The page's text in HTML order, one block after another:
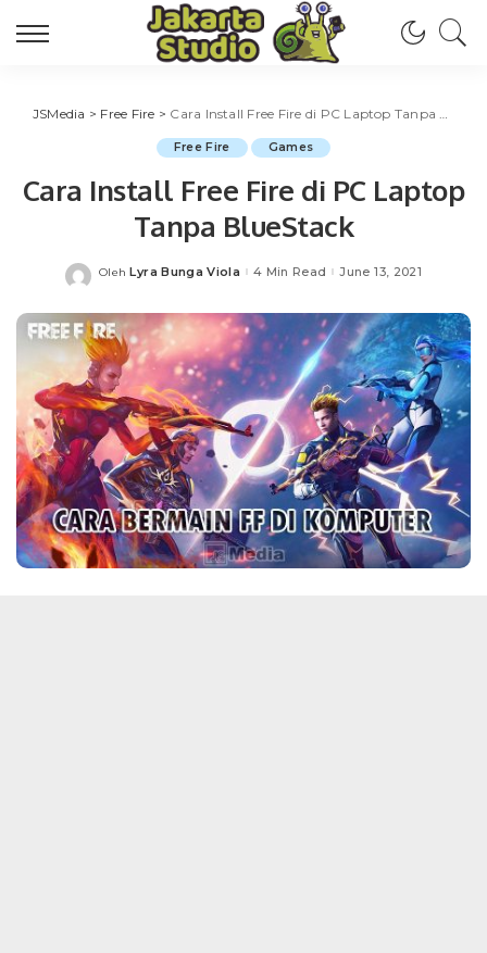
JSMedia > Free Fire > Cara Install Free Fire di PC Laptop Tanpa BlueStack
Free Fire Games
Cara Install Free Fire di PC Laptop
Tanpa BlueStack
Posted
Oleh Lyra Bunga Viola 4 Min Read June 13, 2021